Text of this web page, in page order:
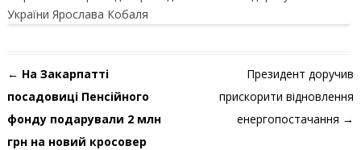
Навігація по запису
← На Закарпатті
посадовиці Пенсійного
фонду подарували 2 млн
грн на новий кросовер
Президент доручив
прискорити відновлення
енергопостачання →